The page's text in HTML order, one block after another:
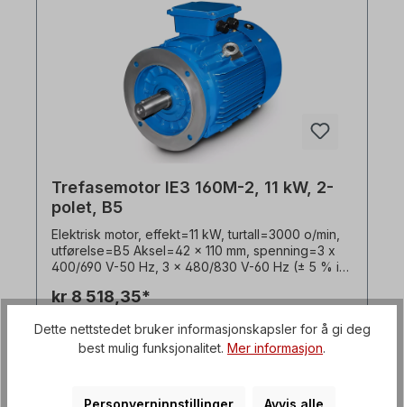
clutchdrift. For remdrift anbefaler vi forsterkede
sylindriske rullelagre Elektromotoren er egnet for
bruk med frekvensomformere og for begge
rotasjonsretninger. I henhold til VDE 0105 og IEC
364 må alt arbeid på den elektriske drivenheten
kun utføres av kvalifisert personell. For
modifikasjoner eller spesialutførelser, vennligst
send oss en forespørsel. Alle produktbilder er
uforpliktende eksempler! Med forbehold om
tekniske endringer.
Trefasemotor IE3 160M-2, 11 kW, 2-
polet, B5
Elektrisk motor, effekt=11 kW, turtall=3000 o/min,
utførelse=B5 Aksel=42 x 110 mm, spenning=3 x
400/690 V-50 Hz, 3 x 480/830 V-60 Hz (± 5 % i
Effektivitetsklasse=IE3, virkningsgrad=91,2 %,
beskyttelsesklasse=IP55, temperaturføler=3 x
PTC-termistorer, Vekt=109,0 kg, driftsmodus=S1-
Kulelager=SKF eller tilsvarende,
kr 8 518,35*
Detaljer
Dette nettstedet bruker informasjonskapsler for å gi deg
best mulig funksjonalitet. Mer informasjon.
Personverninnstillinger Avvis alle